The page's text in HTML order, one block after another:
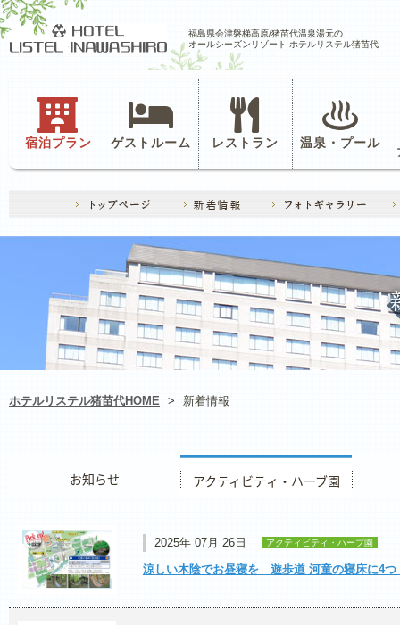
福島県会津磐梯高原/猪苗代温泉湯元の
オールシーズンリゾート ホテルリステル猪苗代
宿泊プラン ゲストルーム レストラン 温泉・プール
ホテルリステル猪苗代HOME > 新着情報
2025年 07月 26日 アクティビティ・ハーブ園
涼しい木陰でお昼寝を 遊歩道 河童の寝床に4つ